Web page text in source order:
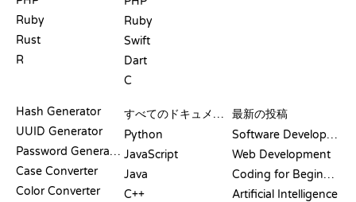
Ruby
Rust
R
Ruby
Swift
Dart
C
Hash Generator
UUID Generator
Password Generator
Case Converter
Color Converter
すべてのドキュメント
Python
JavaScript
Java
C++
最新の投稿
Software Development
Web Development
Coding for Beginners
Artificial Intelligence